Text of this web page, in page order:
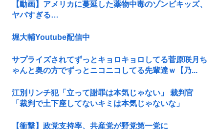
【動画】アメリカに蔓延した薬物中毒のゾンビキッズ、
ヤバすぎる…
堀大輔Youtube配信中
サプライズされてずっとキョロキョロしてる菅原咲月ち
ゃんと奥の方でずっとニコニコしてる先輩達ｗ【乃...
江別リンチ犯「立って謝罪は本気じゃない」 裁判官
「裁判で土下座してないキミは本気じゃないな」
【衝撃】政党支持率、共産党が野党第一党に